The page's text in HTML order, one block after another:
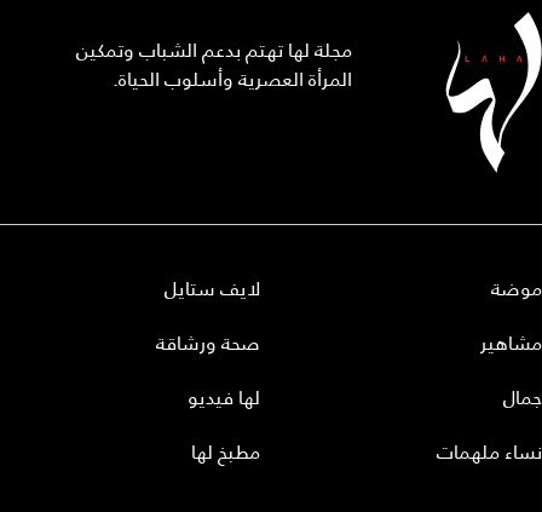
مجلة لها تهتم بدعم الشباب وتمكين
المرأة العصرية وأسلوب الحياة.
موضة
مشاهير
جمال
نساء ملهمات
لايف ستايل
صحة ورشاقة
لها فيديو
مطبخ لها